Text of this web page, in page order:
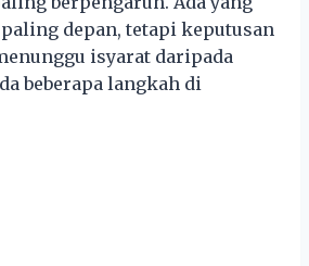
depan, tetapi keputusan
isyarat daripada
beberapa langkah di